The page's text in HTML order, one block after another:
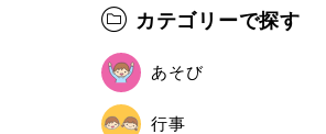
カテゴリーで探す
あそび
行事